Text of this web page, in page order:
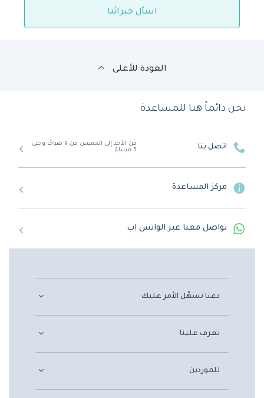
اسأل خبرائنا
العودة للأعلى
نحن دائماً هنا للمساعدة
اتصل بنا
من الأحد إلى الخميس من 9 صباحًا وحتى
5 مساءً
مركز المساعدة
تواصل معنا عبر الواتس اب
دعنا نسهّل الأمر عليك
تعرف علينا
للموردين